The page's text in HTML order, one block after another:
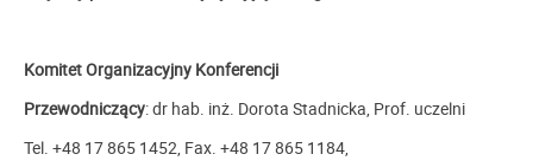
Komitet Organizacyjny Konferencji
Przewodniczący: dr hab. inż. Dorota Stadnicka, Prof. uczelni
Tel. +48 17 865 1452, Fax. +48 17 865 1184,